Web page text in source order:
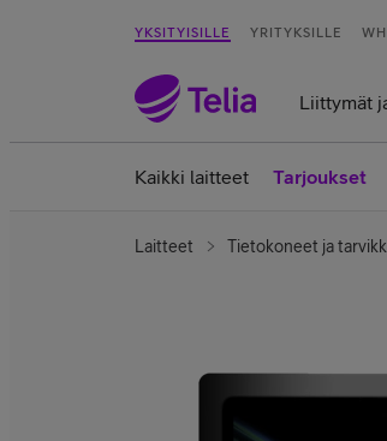
YKSITYISILLE YRITYKSILLE
Liittymät
Kaikki laitteet Tarjoukset
Laitteet Tietokoneet ja